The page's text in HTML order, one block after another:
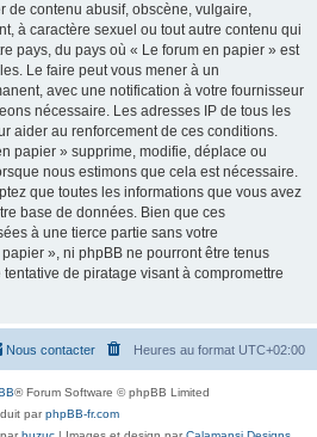
de contenu abusif, obscène, vulgaire,
à caractère sexuel ou tout autre contenu qui
pays, du pays où « Le forum en papier » est
Le faire peut vous mener à un
avec une notification à votre fournisseur
nécessaire. Les adresses IP de tous les
aider au renforcement de ces conditions.
papier » supprime, modifie, déplace ou
nous estimons que cela est nécessaire.
que toutes les informations que vous avez
base de données. Bien que ces
à une tierce partie sans votre
», ni phpBB ne pourront être tenus
de piratage visant à compromettre
Heures au format UTC+02:00
Nous contacter
® Forum Software © phpBB Limited
parphpBB-fr.com